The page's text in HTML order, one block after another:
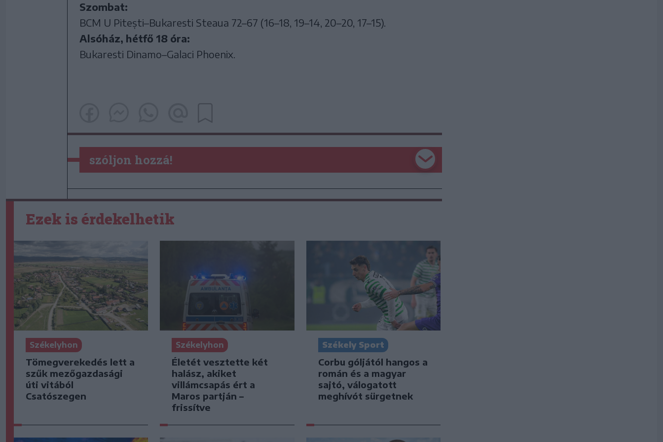
Szombat:
BCM U Pitești–Bukaresti Steaua 72–67 (16–18, 19–14, 20–20, 17–15).
Alsóház, hétfő 18 óra:
Bukaresti Dinamo–Galaci Phoenix.
szóljon hozzá!
Ezek is érdekelhetik
Székelyhon
Tömegverekedés lett a
szűk mezőgazdasági
úti vitából
Csatószegen
Székelyhon
Életét vesztette két
halász, akiket
villámcsapás ért a
Maros partján –
frissítve
Székely Sport
Corbu góljától hangos a
román és a magyar
sajtó, válogatott
meghívót sürgetnek